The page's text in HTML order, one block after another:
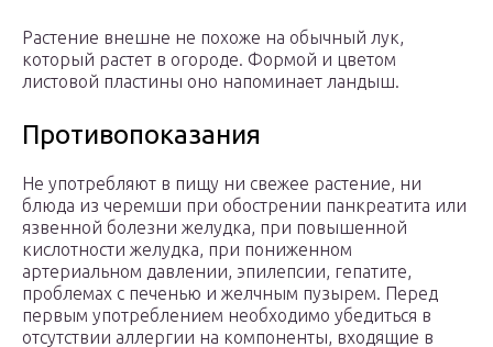
Растение внешне не похоже на обычный лук,
который растет в огороде. Формой и цветом
листовой пластины оно напоминает ландыш.
Противопоказания
Не употребляют в пищу ни свежее растение, ни
блюда из черемши при обострении панкреатита или
язвенной болезни желудка, при повышенной
кислотности желудка, при пониженном
артериальном давлении, эпилепсии, гепатите,
проблемах с печенью и желчным пузырем. Перед
первым употреблением необходимо убедиться в
отсутствии аллергии на компоненты, входящие в